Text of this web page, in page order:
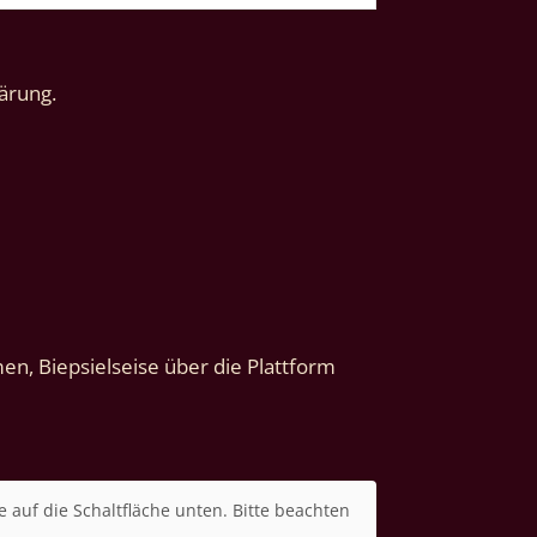
Biepsielseise über die Plattform
die Schaltfläche unten. Bitte beachten